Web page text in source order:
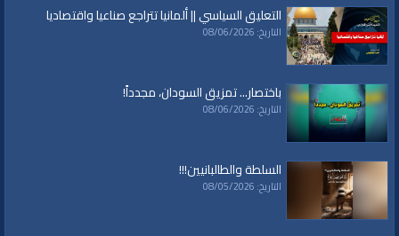
الفئات:
نظرة على الأحداث
البث المباشر
قنوات:
برامج الواقية
العلامات:#video
|
#subscribe
التعليق السياسي || ألمانيا تتراجع صناعيا واقتصاديا
التاريخ: 08/06/2026
باختصار... تمزيق السودان، مجدداً!
التاريخ: 08/06/2026
السلطة والطالبانيين!!!
التاريخ: 08/05/2026